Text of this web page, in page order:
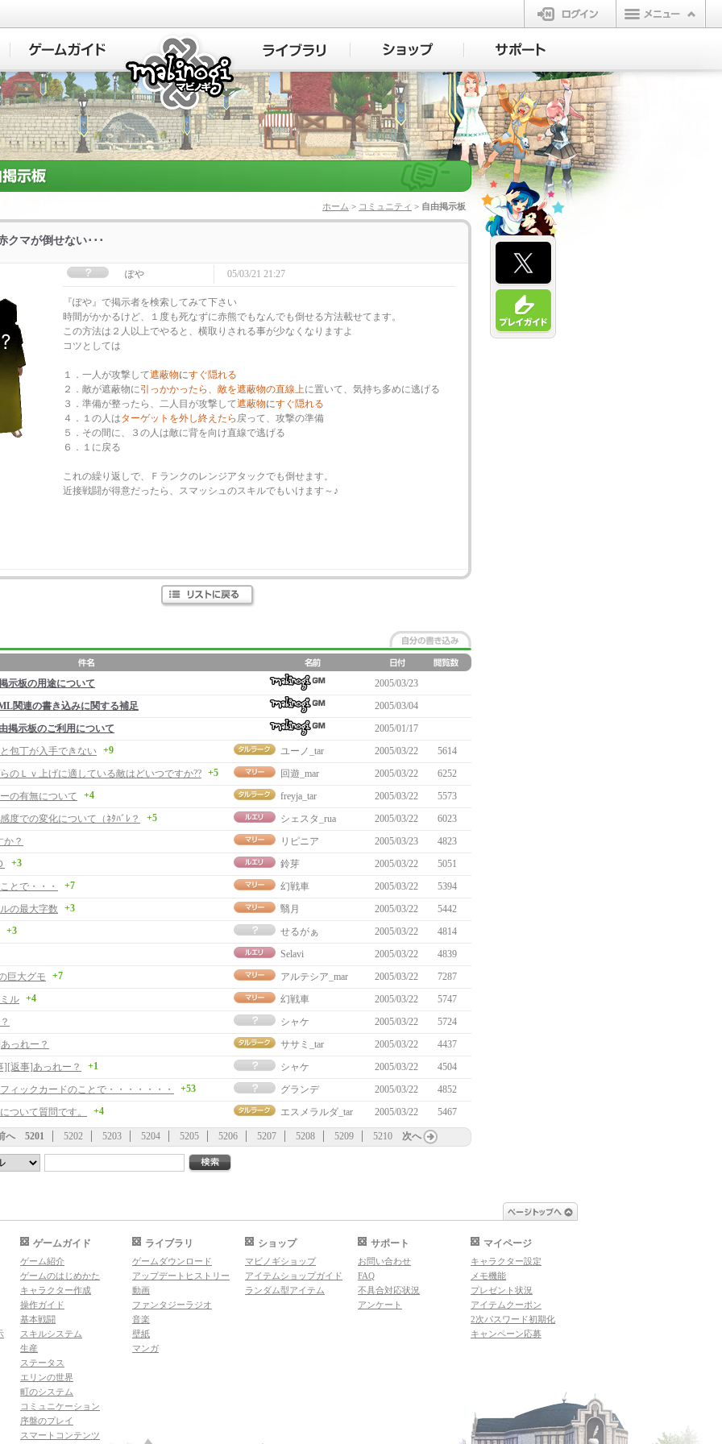
ログイン
マビノギ
ホーム > コミュニティ > 自由掲示板
クマが倒せない･･･
ぽや 05/03/21 21:27
『ぽや』で掲示者を検索してみて下さい
時間がかかるけど、１度も死なずに赤熊でもなんでも倒せる方法載せてます。
この方法は２人以上でやると、横取りされる事が少なくなりますよ
コツとしては
１．一人が攻撃して遮蔽物にすぐ隠れる
２．敵が遮蔽物に引っかかったら 、 敵を遮蔽物の直線上に置いて、気持ち多めに逃げる
３．準備が整ったら、二人目が攻撃して遮蔽物にすぐ隠れる
４．１の人はターゲットを外し終えたら 戻って、攻撃の準備
５．その間に、３の人は敵に背を向け直線で逃げる
６．１に戻る
これの繰り返しで、Ｆランクのレンジアタックでも倒せます。
近接戦闘が得意だったら、スマッシュのスキルでもいけます～♪
示板の用途について
2005/03/23
関連の書き込みに関する補足
2005/03/04
掲示板のご利用について
2005/01/17
包丁が入手できない +9 ユーノ_tar 2005/03/22
5614
のＬｖ上げに適している敵はどいつですか?? +5 回遊_mar 2005/03/22
6252
の有無について
+4 freyja_tar 2005/03/22
5573
度での変化について（ﾈﾀﾊﾞﾚ？
+5 シェスタ_rua 2005/03/22
6023
か？
リピニア 2005/03/23
4823
+3 鈴芽 2005/03/22
5051
とで・・・
+7 幻戦車 2005/03/22
5394
の最大字数
+3 翳月 2005/03/22
5442
+3
せるがぁ 2005/03/22
4814
Selavi
2005/03/22
4839
巨大グモ
+7 アルテシア_mar 2005/03/22
7287
ル +4 幻戦車 2005/03/22
5747
シャケ 2005/03/22
5724
っれー？
ササミ_tar 2005/03/22
4437
][返事]あっれー？
+1 シャケ 2005/03/22
4504
ィックカードのことで・・・・・・・
+53 グランデ 2005/03/22
4852
ついて質問です。
+4 エスメラルダ_tar 2005/03/22 5467
へ 5201 5202 5203 5204 5205 5206 5207 5208 5209 5210 次へ
ゲームガイド
ゲーム紹介
ゲームのはじめかた
キャラクター作成
操作ガイド
基本戦闘
スキルシステム
生産
ステータス
エリンの世界
町のシステム
コミュニケーション
序盤のプレイ
スマートコンテンツ
ライブラリ
ゲームダウンロード
アップデートヒストリー
動画
ファンタジーラジオ
音楽
壁紙
マンガ
ショップ
マビノギショップ
アイテムショップガイド
ランダム型アイテム
サポート
お問い合わせ
FAQ
不具合対応状況
アンケート
マイページ
キャラクター設定
メモ機能
プレゼント状況
アイテムクーポン
2次パスワード初期化
キャンペーン応募